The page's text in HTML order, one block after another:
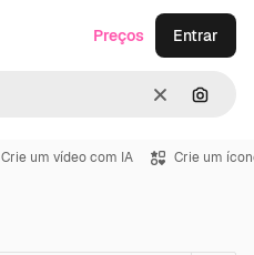
Limpar
Preços Entrar
Crie um vídeo com IA Crie um